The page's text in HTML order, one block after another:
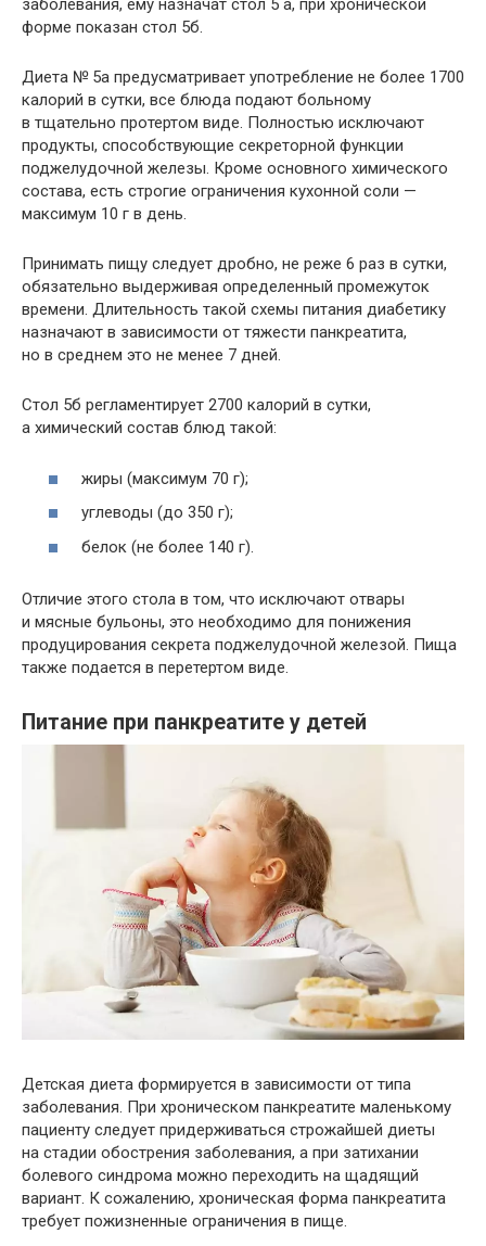
заболевания, ему назначат стол 5 а, при хронической
форме показан стол 5б.
Диета № 5а предусматривает употребление не более 1700
калорий в сутки, все блюда подают больному
в тщательно протертом виде. Полностью исключают
продукты, способствующие секреторной функции
поджелудочной железы. Кроме основного химического
состава, есть строгие ограничения кухонной соли —
максимум 10 г в день.
Принимать пищу следует дробно, не реже 6 раз в сутки,
обязательно выдерживая определенный промежуток
времени. Длительность такой схемы питания диабетику
назначают в зависимости от тяжести панкреатита,
но в среднем это не менее 7 дней.
Стол 5б регламентирует 2700 калорий в сутки,
а химический состав блюд такой:
жиры (максимум 70 г);
углеводы (до 350 г);
белок (не более 140 г).
Отличие этого стола в том, что исключают отвары
и мясные бульоны, это необходимо для понижения
продуцирования секрета поджелудочной железой. Пища
также подается в перетертом виде.
Питание при панкреатите у детей
Детская диета формируется в зависимости от типа
заболевания. При хроническом панкреатите маленькому
пациенту следует придерживаться строжайшей диеты
на стадии обострения заболевания, а при затихании
болевого синдрома можно переходить на щадящий
вариант. К сожалению, хроническая форма панкреатита
требует пожизненные ограничения в пище.